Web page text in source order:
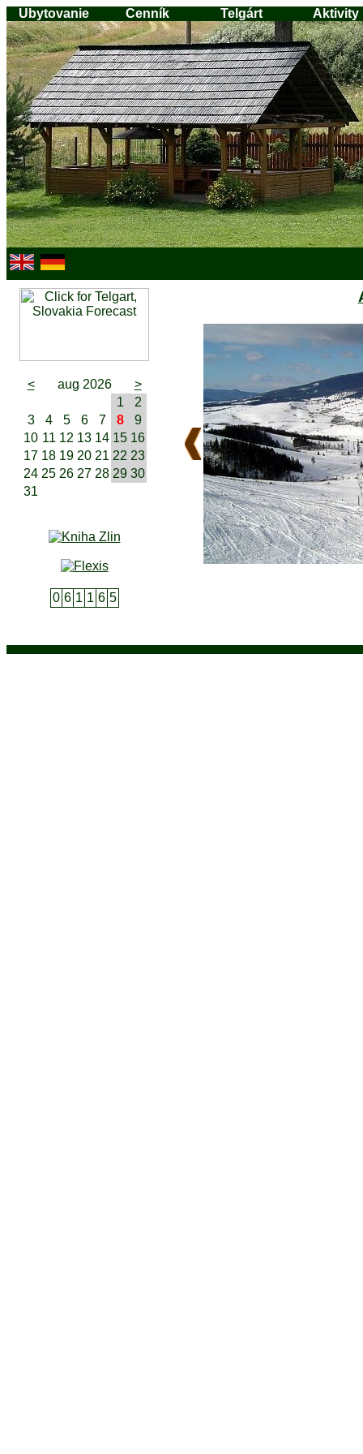
Ubytovanie Cenník Telgárt Aktivity
< aug 2026
>
1
2
3
4 5 6 7 8
9
10 11 12 13 14 15 16
17 18 19 20 21 22 23
24 25 26 27 28 29 30
31
0 6 1 1 6 5